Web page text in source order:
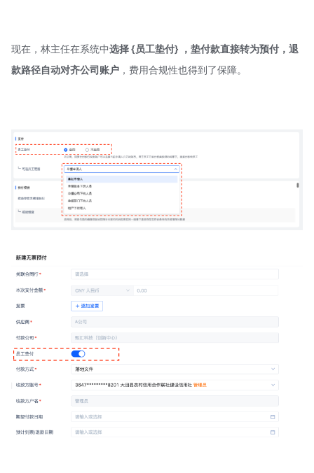
现在，林主任在系统中选择 {员工垫付} ，垫付款直接转为预付，退
款路径自动对齐公司账户 ，费用合规性也得到了保障。